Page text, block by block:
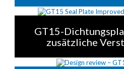
GT15-
zusätzliche